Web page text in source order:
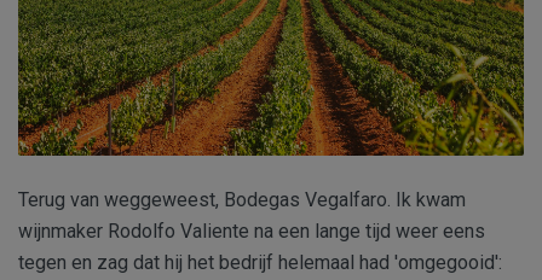
Terug van weggeweest, Bodegas Vegalfaro. Ik kwam
wijnmaker Rodolfo Valiente na een lange tijd weer eens
tegen en zag dat hij het bedrijf helemaal had 'omgegooid':